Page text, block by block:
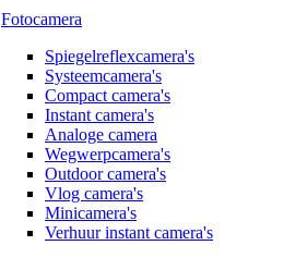
Fotocamera
Spiegelreflexcamera's
Systeemcamera's
Compact camera's
Instant camera's
Analoge camera
Wegwerpcamera's
Outdoor camera's
Vlog camera's
Minicamera's
Verhuur instant camera's